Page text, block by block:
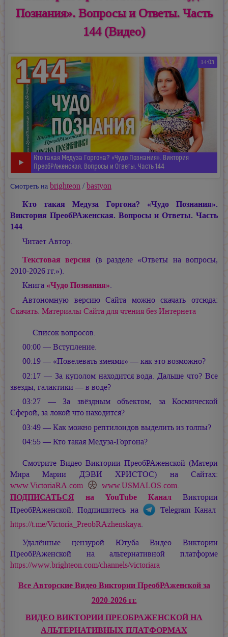
Познания». Вопросы и Ответы. Часть
144 (Видео)
14:03
Кто такая Медуза Горгона? «Чудо Познания». Виктория
ПреобРАженская. Вопросы и Ответы. Часть 144
Смотреть на brighteon/bastyon
Кто такая Медуза Горгона? «Чудо Познания».
Виктория ПреобРАженская. Вопросы и Ответы. Часть
144.
Читает Автор.
Текстовая версия (в разделе «Ответы на вопросы,
2010-2026 гг.»).
Книга «Чудо Познания».
Автономную версию Сайта можно скачать отсюда:
Скачать. Материалы Сайта для чтения без Интернета
Список вопросов.
00:00 — Вступление.
00:19 — «Повелевать змеями» — как это возможно?
02:17 — За куполом находится вода. Дальше что? Все
звёзды, галактики — в воде?
03:27 — За звёздным объектом, за Космической
Сферой, за локой что находится?
03:49 — Как можно рептилоидов выделить из толпы?
04:55 — Кто такая Медуза-Горгона?
Смотрите Видео Виктории ПреобРАженской (Матери
МираМарии ДЭВИ ХРИСТОС) на Сайтах:
www.VictoriaRA.com
www.USMALOS.com.
ПОДПИСАТЬСЯ на YouTube Канал Виктории
ПреобРАженской. Подпишитесь на
Telegram Канал
https://t.me/Victoria_PreobRAzhenskaya.
Удалённые цензурой Ютуба Видео Виктории
ПреобРАженской на альтернативной платформе
https://www.brighteon.com/channels/victoriara
Все Авторские Видео Виктории ПреобРАженской за
2020-2026 гг.
ВИДЕО ВИКТОРИИ ПРЕОБРАЖЕНСКОЙ НА
АЛЬТЕРНАТИВНЫХ ПЛАТФОРМАХ